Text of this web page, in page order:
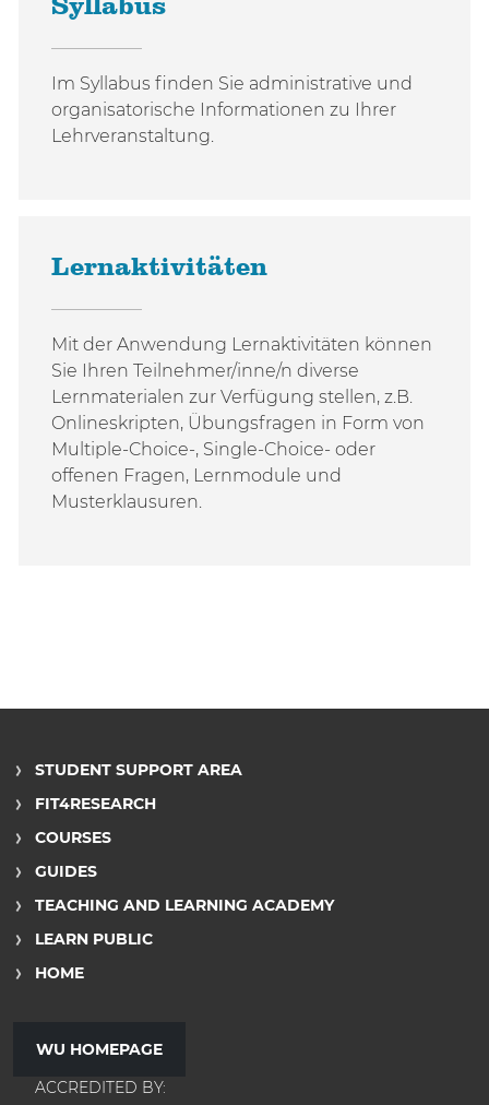
Syllabus
Im Syllabus finden Sie administrative und
organisatorische Informationen zu Ihrer
Lehrveranstaltung.
Lernaktivitäten
Mit der Anwendung Lernaktivitäten können
Sie Ihren Teilnehmer/inne/n diverse
Lernmaterialen zur Verfügung stellen, z.B.
Onlineskripten, Übungsfragen in Form von
Multiple-Choice-, Single-Choice- oder
offenen Fragen, Lernmodule und
Musterklausuren.
STUDENT SUPPORT AREA
FIT4RESEARCH
COURSES
GUIDES
TEACHING AND LEARNING ACADEMY
LEARN PUBLIC
HOME
WU HOMEPAGE
ACCREDITED BY: